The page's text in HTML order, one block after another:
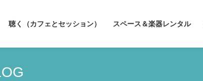
聴く（カフェとセッション） スペース＆楽器レンタル